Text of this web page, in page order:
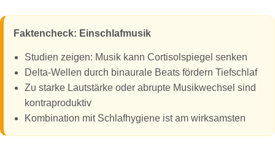
Faktencheck: Einschlafmusik
Studien zeigen: Musik kann Cortisolspiegel senken
Delta-Wellen durch binaurale Beats fördern Tiefschlaf
Zu starke Lautstärke oder abrupte Musikwechsel sind
kontraproduktiv
Kombination mit Schlafhygiene ist am wirksamsten